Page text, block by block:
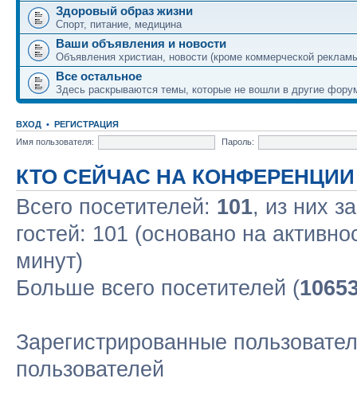
Здоровый образ жизни
Спорт, питание, медицина
Ваши объявления и новости
Объявления христиан, новости (кроме коммерческой
Все остальное
Здесь раскрываются темы, которые не вошли в другие
ВХОД • РЕГИСТРАЦИЯ
Имя пользователя:
Пароль:
КТО СЕЙЧАС НА КОНФЕРЕНЦИИ
Всего посетителей: 101, из них
гостей: 101 (основано на
минут)
Больше всего посетителей (
Зарегистрированные
пользователей